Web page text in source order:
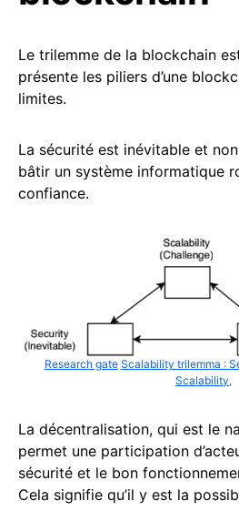
Le trilemme de la blockchain
présente les piliers d’une
limites.
La sécurité est inévitable et
bâtir un système informatique
confiance.
Research gate Scalability trilemma :
Scalability,
La décentralisation, qui est le
permet une participation
sécurité et le bon
Cela signifie qu’il y est la